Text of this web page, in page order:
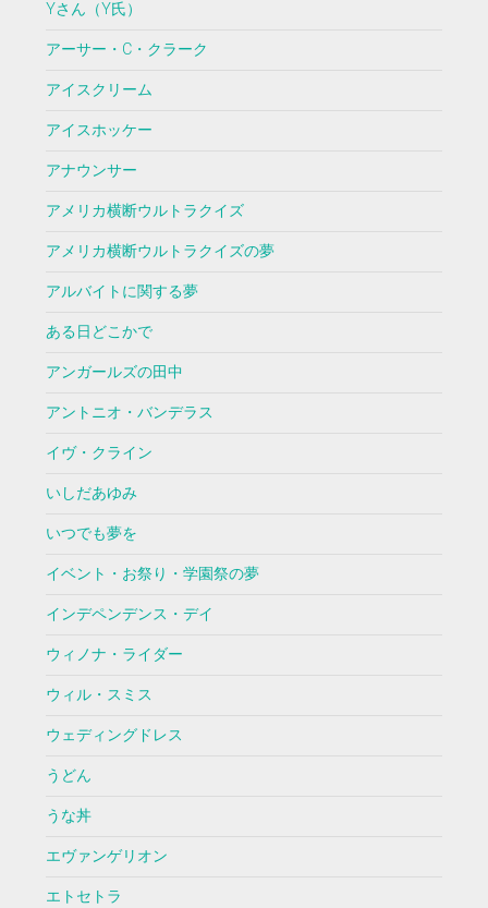
Yさん（Y氏）
アーサー・C・クラーク
アイスクリーム
アイスホッケー
アナウンサー
アメリカ横断ウルトラクイズ
アメリカ横断ウルトラクイズの夢
アルバイトに関する夢
ある日どこかで
アンガールズの田中
アントニオ・バンデラス
イヴ・クライン
いしだあゆみ
いつでも夢を
イベント・お祭り・学園祭の夢
インデペンデンス・デイ
ウィノナ・ライダー
ウィル・スミス
ウェディングドレス
うどん
うな丼
エヴァンゲリオン
エトセトラ